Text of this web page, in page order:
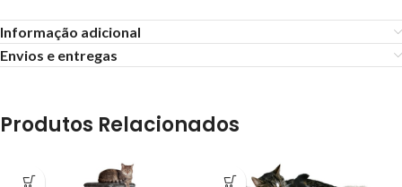
Informação adicional
Envios e entregas
Produtos Relacionados